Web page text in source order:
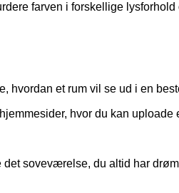
farven i forskellige lysforhold
hvordan et rum vil se ud i en
hvor du kan uploade
det soveværelse, du altid har